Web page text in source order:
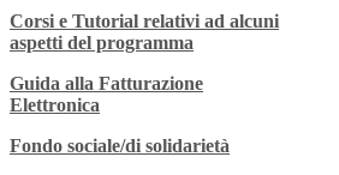
Corsi e Tutorial relativi ad alcuni
aspetti del programma
Guida alla Fatturazione
Elettronica
Fondo sociale/di solidarietà